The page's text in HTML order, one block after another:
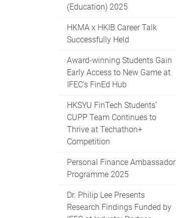
(Education) 2025
HKMA x HKIB Career Talk
Successfully Held
Award-winning Students Gain
Early Access to New Game at
IFEC’s FinEd Hub
HKSYU FinTech Students’
CUPP Team Continues to
Thrive at Techathon+
Competition
Personal Finance Ambassador
Programme 2025
Dr. Philip Lee Presents
Research Findings Funded by